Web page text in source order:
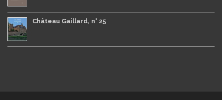
Château Gaillard, n° 25